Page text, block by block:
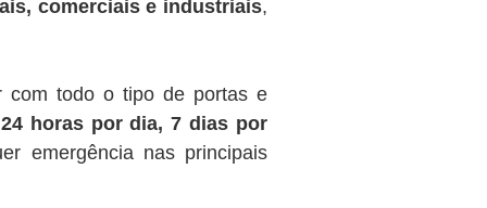
comerciais e industriais,
todo o tipo de portas e
24 horas por dia, 7 dias por
emergência nas principais